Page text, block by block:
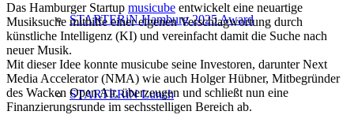
STARTERiN Hamburg 2025 Award
STARTERiN Lunch
Das Hamburger Startup musicube entwickelt eine neuartige
Musiksuche mithilfe einer eigenen Verschlagwortung durch
künstliche Intelligenz (KI) und vereinfacht damit die Suche nach
neuer Musik.
Mit dieser Idee konnte musicube seine Investoren, darunter Next
Media Accelerator (NMA) wie auch Holger Hübner, Mitbegründer
des Wacken Open Air, überzeugen und schließt nun eine
Finanzierungsrunde im sechsstelligen Bereich ab.